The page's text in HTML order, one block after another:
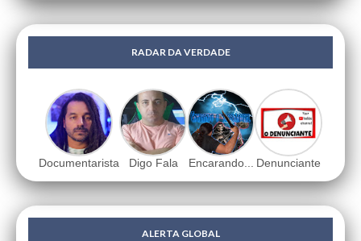
RADAR DA VERDADE
Documentarista Digo Fala Encarando... Denunciante
ALERTA GLOBAL